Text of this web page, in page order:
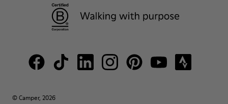
© Camper, 2026